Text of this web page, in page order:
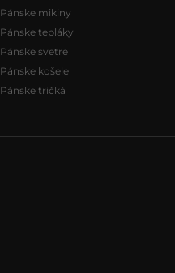
Pánske mikiny
Pánske tepláky
Pánske svetre
Pánske košele
Pánske tričká